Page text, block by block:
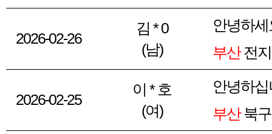
2026-02-26
김 * 0
(남)
안녕하
부산전
2026-02-25
이 * 호
(여)
안녕하
부산북